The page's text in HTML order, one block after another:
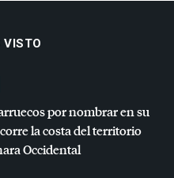
VISTO
por nombrar en su
la costa del territorio
Occidental